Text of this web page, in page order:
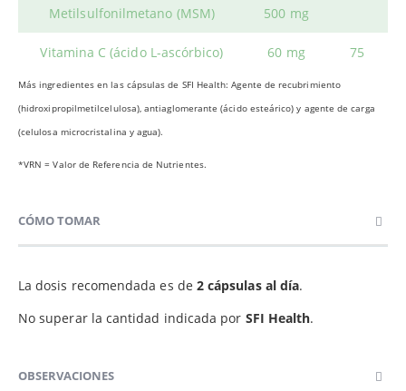
Metilsulfonilmetano (MSM) 500 mg
Vitamina C (ácido L-ascórbico) 60 mg 75
Más ingredientes en las cápsulas de SFI Health: Agente de recubrimiento
(hidroxipropilmetilcelulosa), antiaglomerante (ácido esteárico) y agente de carga
(celulosa microcristalina y agua).
*VRN = Valor de Referencia de Nutrientes.
CÓMO TOMAR
La dosis recomendada es de 2 cápsulas al día.
No superar la cantidad indicada por SFI Health.
OBSERVACIONES